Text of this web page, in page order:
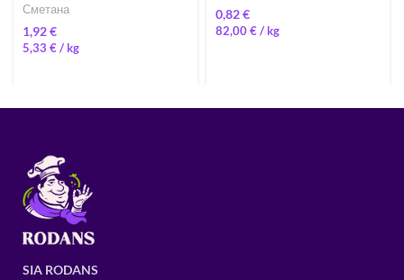
Сметана
€
5,33 €/
€
82,00€ /
SIA RODANS